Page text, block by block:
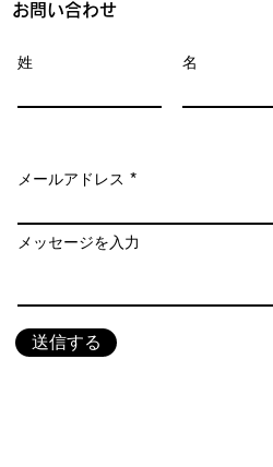
姓 名
メールアドレス
メッセージを入力
送信する
お問い合わせ